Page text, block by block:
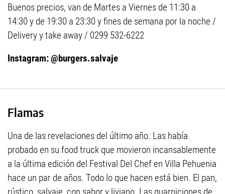
Buenos precios, van de Martes a Viernes de 11:30 a
14:30 y de 19:30 a 23:30 y fines de semana por la noche /
Delivery y take away / 0299 532-6222
Instagram: @burgers.salvaje
Flamas
Una de las revelaciones del último año. Las había
probado en su food truck que movieron incansablemente
a la última edición del Festival Del Chef en Villa Pehuenia
hace un par de años. Todo lo que hacen está bien. El pan,